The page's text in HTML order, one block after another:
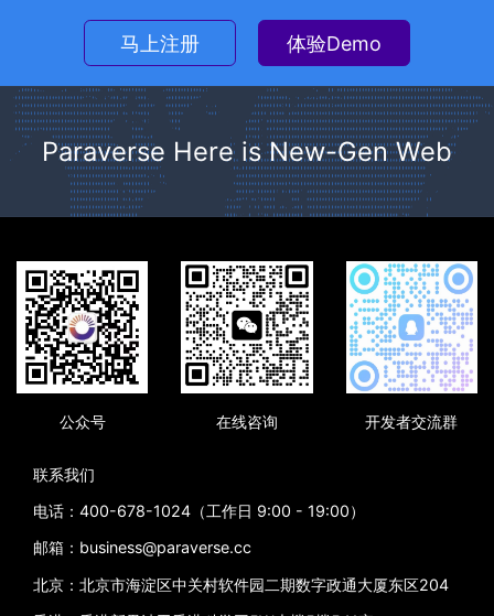
马上注册 体验Demo
Paraverse Here is New-Gen Web
公众号 在线咨询 开发者交流群
联系我们
电话：400-678-1024（工作日 9:00 - 19:00）
邮箱：business@paraverse.cc
北京：北京市海淀区中关村软件园二期数字政通大厦东区204